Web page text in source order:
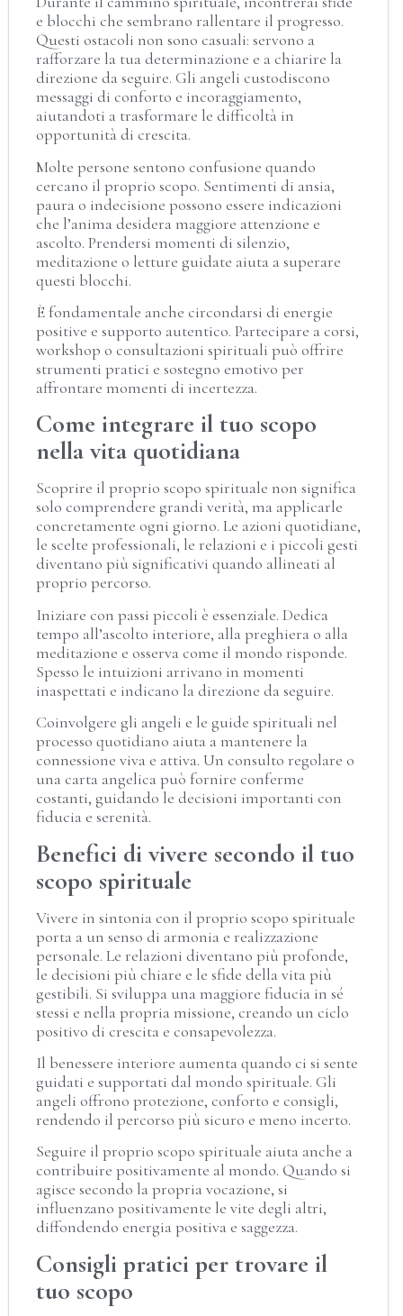
e blocchi che sembrano rallentare il progresso.
Questi ostacoli non sono casuali: servono a
rafforzare la tua determinazione e a chiarire la
direzione da seguire. Gli angeli custodiscono
messaggi di conforto e incoraggiamento,
aiutandoti a trasformare le difficoltà in
opportunità di crescita.
Molte persone sentono confusione quando
cercano il proprio scopo. Sentimenti di ansia,
paura o indecisione possono essere indicazioni
che l’anima desidera maggiore attenzione e
ascolto. Prendersi momenti di silenzio,
meditazione o letture guidate aiuta a superare
questi blocchi.
È fondamentale anche circondarsi di energie
positive e supporto autentico. Partecipare a corsi,
workshop o consultazioni spirituali può offrire
strumenti pratici e sostegno emotivo per
affrontare momenti di incertezza.
Come integrare il tuo scopo
nella vita quotidiana
Scoprire il proprio scopo spirituale non significa
solo comprendere grandi verità, ma applicarle
concretamente ogni giorno. Le azioni quotidiane,
le scelte professionali, le relazioni e i piccoli gesti
diventano più significativi quando allineati al
proprio percorso.
Iniziare con passi piccoli è essenziale. Dedica
tempo all’ascolto interiore, alla preghiera o alla
meditazione e osserva come il mondo risponde.
Spesso le intuizioni arrivano in momenti
inaspettati e indicano la direzione da seguire.
Coinvolgere gli angeli e le guide spirituali nel
processo quotidiano aiuta a mantenere la
connessione viva e attiva. Un consulto regolare o
una carta angelica può fornire conferme
costanti, guidando le decisioni importanti con
fiducia e serenità.
Benefici di vivere secondo il tuo
scopo spirituale
Vivere in sintonia con il proprio scopo spirituale
porta a un senso di armonia e realizzazione
personale. Le relazioni diventano più profonde,
le decisioni più chiare e le sfide della vita più
gestibili. Si sviluppa una maggiore fiducia in sé
stessi e nella propria missione, creando un ciclo
positivo di crescita e consapevolezza.
Il benessere interiore aumenta quando ci si sente
guidati e supportati dal mondo spirituale. Gli
angeli offrono protezione, conforto e consigli,
rendendo il percorso più sicuro e meno incerto.
Seguire il proprio scopo spirituale aiuta anche a
contribuire positivamente al mondo. Quando si
agisce secondo la propria vocazione, si
influenzano positivamente le vite degli altri,
diffondendo energia positiva e saggezza.
Consigli pratici per trovare il
tuo scopo